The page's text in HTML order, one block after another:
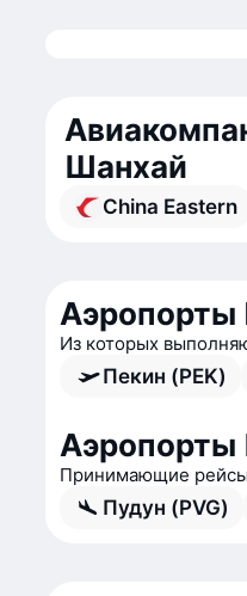
Шанхай
China Eastern
Аэропорты
Из которых
Пекин (PEK)
Аэропорты
Принимающие
Пудун (PVG)